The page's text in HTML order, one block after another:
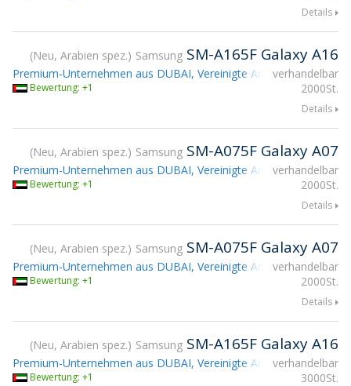
Details
Neu, Arabien spez. Samsung SM-A165F Galaxy A16
verhandelbar
2000St.
Premium-Unternehmen aus DUBAI, Vereinigte Arabische Emirate
Bewertung: +1
Details
Neu, Arabien spez. Samsung SM-A075F Galaxy A07
verhandelbar
2000St.
Premium-Unternehmen aus DUBAI, Vereinigte Arabische Emirate
Bewertung: +1
Details
Neu, Arabien spez. Samsung SM-A075F Galaxy A07
verhandelbar
2000St.
Premium-Unternehmen aus DUBAI, Vereinigte Arabische Emirate
Bewertung: +1
Details
Neu, Arabien spez. Samsung SM-A165F Galaxy A16
verhandelbar
3000St.
Premium-Unternehmen aus DUBAI, Vereinigte Arabische Emirate
Bewertung: +1